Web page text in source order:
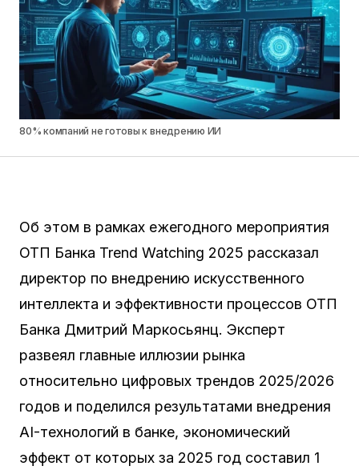
80% компаний не готовы к внедрению ИИ
Об этом в рамках ежегодного мероприятия
ОТП Банка Trend Watching 2025 рассказал
директор по внедрению искусственного
интеллекта и эффективности процессов ОТП
Банка Дмитрий Маркосьянц. Эксперт
развеял главные иллюзии рынка
относительно цифровых трендов 2025/2026
годов и поделился результатами внедрения
AI-технологий в банке, экономический
эффект от которых за 2025 год составил 1